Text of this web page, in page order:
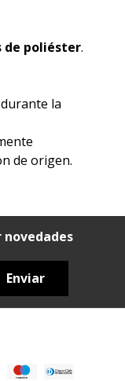
de poliéster.
durante la
de origen.
Enviar